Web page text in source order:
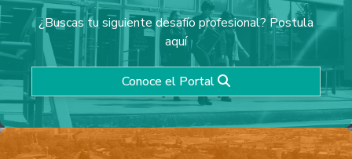
Organización digital, sin fines de lucro que promueve la
Empleabilidad para tod@s.
¿Buscas tu siguiente desafío profesional? Postula
aquí
Conoce el Portal